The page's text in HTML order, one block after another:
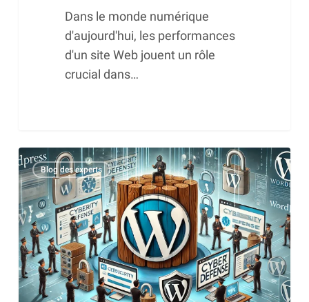
Dans le monde numérique
d'aujourd'hui, les performances
d'un site Web jouent un rôle
crucial dans…
WordPress
et
la
cybersécurité
2024
:
aperçu
et
Blog des experts